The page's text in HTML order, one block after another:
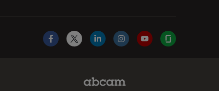
Facebook
X LinkedInInstagramYouTubeGlassdoor